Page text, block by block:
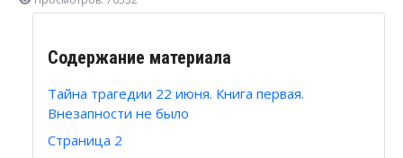
Содержание материала
Тайна трагедии 22 июня. Книга первая.
Внезапности не было
Страница 2